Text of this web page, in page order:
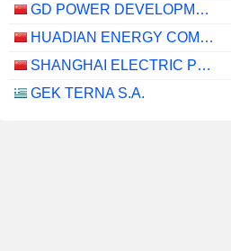
GD POWER DEVELOPMENT CO.,LTD
HUADIAN ENERGY COMPANY LIMITED
SHANGHAI ELECTRIC POWER CO., LTD.
GEK TERNA S.A.